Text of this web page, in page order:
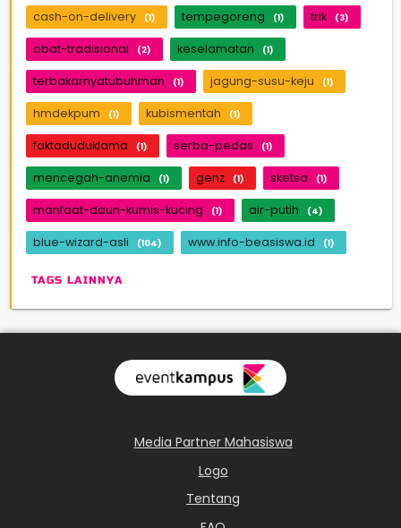
cash-on-delivery (1) tempegoreng (1) trik (3)
obat-tradisional (2) keselamatan (1)
terbakarnyatubuhman (1) jagung-susu-keju (1)
hmdekpum (1) kubismentah (1)
faktaduduklama (1) serba-pedas (1)
mencegah-anemia (1) genz (1) sketsa (1)
manfaat-daun-kumis-kucing (1) air-putih (4)
blue-wizard-asli (104) www.info-beasiswa.id (1)
TAGS LAINNYA
Media Partner Mahasiswa
Logo
Tentang